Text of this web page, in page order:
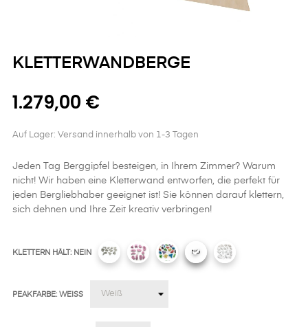
KLETTERWANDBERGE
1.279,00 €
Auf Lager: Versand innerhalb von 1-3 Tagen
Jeden Tag Berggipfel besteigen, in Ihrem Zimmer? Warum
nicht! Wir haben eine Kletterwand entworfen, die perfekt für
jeden Bergliebhaber geeignet ist! Sie können darauf klettern,
sich dehnen und Ihre Zeit kreativ verbringen!
KLETTERN HÄLT: NEIN
PEAKFARBE: WEISS